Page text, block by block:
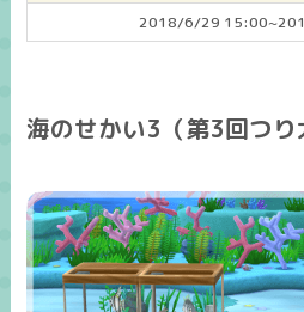
2018/6/29
海のせかい3（第3回つり